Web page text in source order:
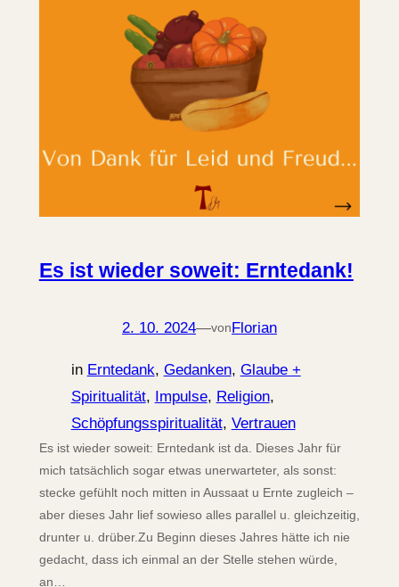
Es ist wieder soweit: Erntedank!
2. 10. 2024—vonFlorian
in Erntedank, Gedanken, Glaube +
Spiritualität, Impulse, Religion
Schöpfungsspiritualität, Vertrauen
Es ist wieder soweit: Erntedank ist da. Dieses Jahr für
mich tatsächlich sogar etwas unerwarteter, als sonst:
stecke gefühlt noch mitten in Aussaat u Ernte zugleich –
aber dieses Jahr lief sowieso alles parallel u. gleichzeitig,
drunter u. drüber.Zu Beginn dieses Jahres hätte ich nie
gedacht, dass ich einmal an der Stelle stehen würde,
an…